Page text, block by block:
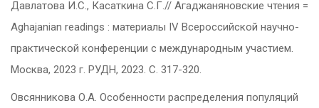
Давлатова И.С., Касаткина С.Г.// Агаджаняновские чтения =
Aghajanian readings : материалы IV Всероссийской научно-
практической конференции с международным участием.
Москва, 2023 г. РУДН, 2023. С. 317-320.
Овсянникова О.А. Особенности распределения популяций